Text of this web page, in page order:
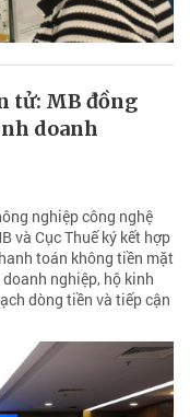
tử: MB đồng
doanh
nghiệp công nghệ
và Cục Thuế ký kết hợp
toán không tiền mặt
nghiệp, hộ kinh
dòng tiền và tiếp cận